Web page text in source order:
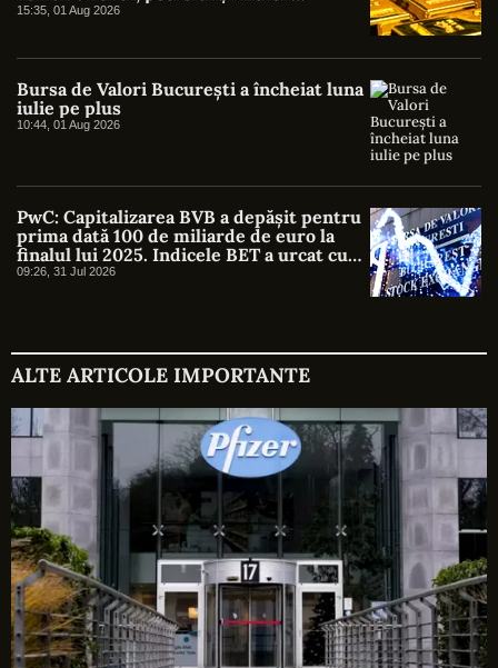
americani au atras cel mai mare interes
15:35, 01 Aug 2026
Bursa de Valori București a încheiat luna
iulie pe plus
10:44, 01 Aug 2026
PwC: Capitalizarea BVB a depășit pentru
prima dată 100 de miliarde de euro la
finalul lui 2025. Indicele BET a urcat cu
46%
09:26, 31 Jul 2026
ALTE ARTICOLE IMPORTANTE